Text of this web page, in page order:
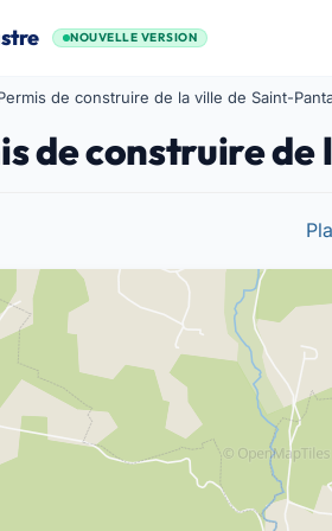
NOUVELLE VERSION
de construire de la ville de Saint-
de construire